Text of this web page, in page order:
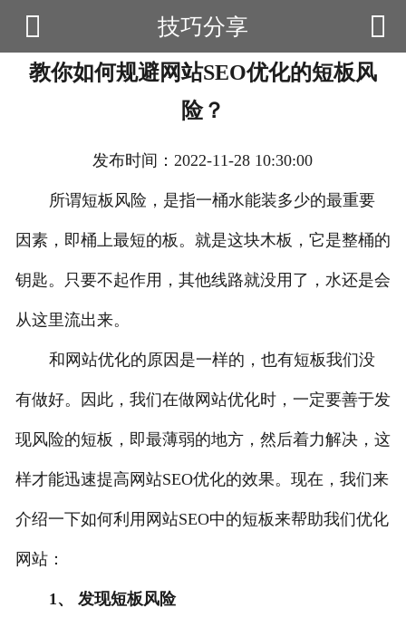
云产品
数据云监控
应用场景
优帮资讯
 技巧分享 
教你如何规避网站SEO优化的短板风
险？
发布时间：2022-11-28 10:30:00
所谓短板风险，是指一桶水能装多少的最重要
因素，即桶上最短的板。就是这块木板，它是整桶的
钥匙。只要不起作用，其他线路就没用了，水还是会
从这里流出来。
和网站优化的原因是一样的，也有短板我们没
有做好。因此，我们在做网站优化时，一定要善于发
现风险的短板，即最薄弱的地方，然后着力解决，这
样才能迅速提高网站SEO优化的效果。现在，我们来
介绍一下如何利用网站SEO中的短板来帮助我们优化
网站：
1、 发现短板风险